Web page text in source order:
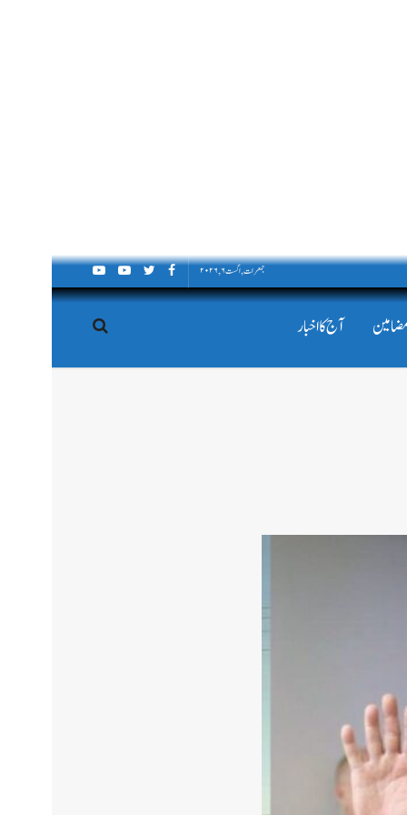
جمعرات, اگست ۶, ۲۰۲۶
آج کا اخبار